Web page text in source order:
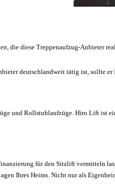
die diese Treppenaufzug-Anbieter
deutschlandweit tätig ist, sollte
und Rollstuhlaufzüge. Hiro Lift ist
für den Sitzlift vermitteln
Ihres Heims. Nicht nur als